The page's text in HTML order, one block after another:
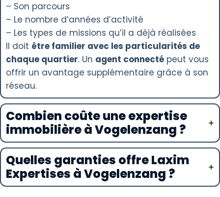
– Son parcours
– Le nombre d’années d’activité
– Les types de missions qu’il a déjà réalisées
Il doit être familier avec les particularités de
chaque quartier. Un agent connecté peut vous
offrir un avantage supplémentaire grâce à son
réseau.
Combien coûte une expertise
immobilière à Vogelenzang ?
Quelles garanties offre Laxim
Expertises à Vogelenzang ?